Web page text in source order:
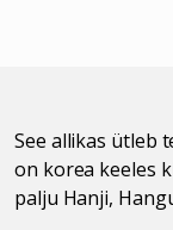
See allikas ütleb
on korea keeles
palju Hanji,